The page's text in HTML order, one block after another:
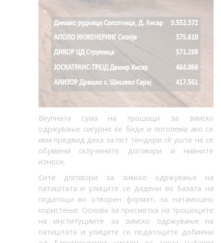
Вкупната сума на трошоци за зимско
одржување сигурно ќе биде и поголема ако се
има предвид дека за пет тендери сѐ уште не се
објавени склучените договори и нивните
износи.
Сите договори за зимско одржување на
патиштата и улиците се дадени во базата на
податоци во отворен формат, за натамошно
користење. Основа за пресметка на трошоците
на институциите за зимско одржување на
патиштата и улиците се податоците добиени